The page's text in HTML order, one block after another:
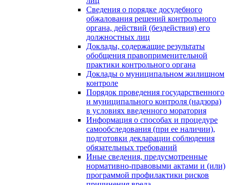
Сведения о порядке досудебного
обжалования решений контрольного
органа, действий (бездействия) его
должностных лиц
Доклады, содержащие результаты
обобщения правоприменительной
практики контрольного органа
Доклады о муниципальном жилищном
контроле
Порядок проведения государственного
и муниципального контроля (надзора)
в условиях введенного моратория
Информация о способах и процедуре
самообследования (при ее наличии),
подготовки декларации соблюдения
обязательных требований
Иные сведения, предусмотренные
нормативно-правовыми актами и (или)
программой профилактики рисков